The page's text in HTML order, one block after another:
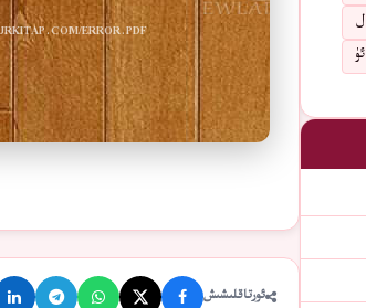
ERROR.PDF
ئورتاقلىشىش
ل
ئۈ